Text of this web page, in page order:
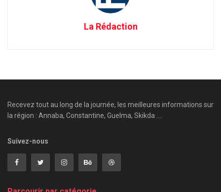
La Rédaction
Recevez tout au long de la journée, les meilleures informations sur
la région : Annaba, Constantine, Guelma, Skikda ....
Suivez-nous